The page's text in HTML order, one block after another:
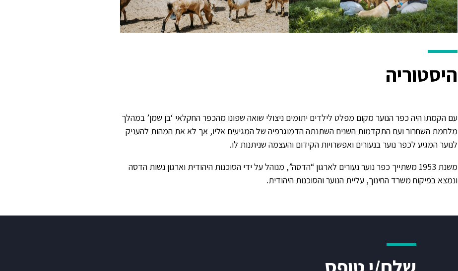
היסטוריה
עם הקמתו היה כפר הנוער מקום מפלט לילדים יתומים ניצולי שואה שפונו מהכפר החקלאי ‘בן שמן’ במהלך
מלחמת השחרור ועם התקדמות השנים השתנתה הדמוגרפיה של המגיעים אליו, אך לא את המהות להעניק
לנוער המגיע לכפר נוער בנעורים ואפשרויות הקידום והעצמה שניתנות לו.
משנת 1953 משתייך כפר נוער נעורים לארגון “הדסה”, מנוהל על ידי הסוכנות היהודית וארגון נשות הדסה
ונמצא בפיקוח משרד החינוך, עליית הנוער והסוכנות היהודית.